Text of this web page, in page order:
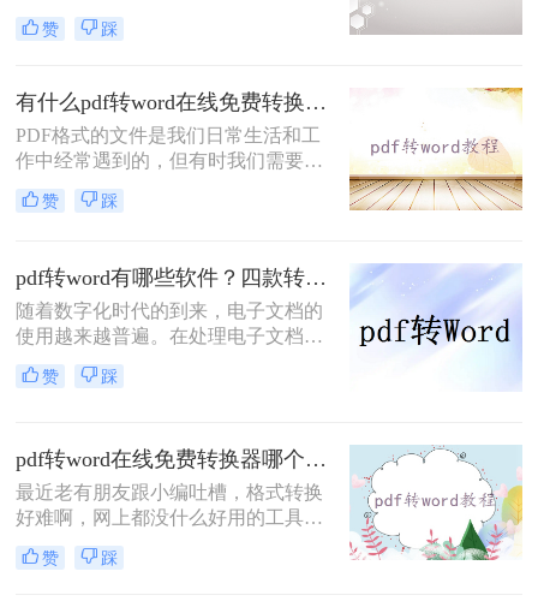
情况。无论是编辑文档、复制文字还
是进一步修改内容，PDF转Word都是
道免费的pdf转word有哪些软件。在本
文中，我们将为大家推荐三款免费实
用的PDF转Word软件，帮助您轻松完
成转换任务。
赞 踩
有什么pdf转word在线免费转换器吗？3个免费在线工具推荐！
PDF格式的文件是我们日常生活和工
作中经常遇到的，但有时我们需要对
其进行编辑或复制文字等操作，就会
希望将PDF文件转换为Word格式。那
费在线的PDF转Word工具，让您轻松
解决此类问题。
赞 踩
pdf转word有哪些软件？四款转换工具推荐！
随着数字化时代的到来，电子文档的
使用越来越普遍。在处理电子文档的
过程中，我们可能会遇到需要将PDF
文件转换为Word文档的情况。这时
哪些软件呢？下面，我将为您推荐几
款功能强大、操作简便的PDF转Word
软件，希望对您有所帮助。
赞 踩
pdf转word在线免费转换器哪个好用？试试这三款转换工具！
最近老有朋友跟小编吐槽，格式转换
好难啊，网上都没什么好用的工具，
想要将一份PDF格式的文档转换成
Word文档，但是试过很多软件了，转
赞 踩